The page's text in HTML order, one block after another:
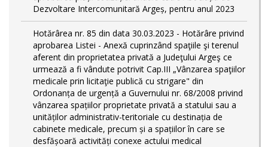
Dezvoltare Intercomunitară Argeș, pentru anul 2023
Hotărârea nr. 85 din data 30.03.2023 - Hotărâre privind
aprobarea Listei - Anexă cuprinzând spaţiile şi terenul
aferent din proprietatea privată a Judeţului Argeş ce
urmează a fi vândute potrivit Cap.III „Vânzarea spaţiilor
medicale prin licitaţie publică cu strigare" din
Ordonanța de urgență a Guvernului nr. 68/2008 privind
vânzarea spațiilor proprietate privată a statului sau a
unităților administrativ-teritoriale cu destinația de
cabinete medicale, precum și a spațiilor în care se
desfășoară activități conexe actului medical